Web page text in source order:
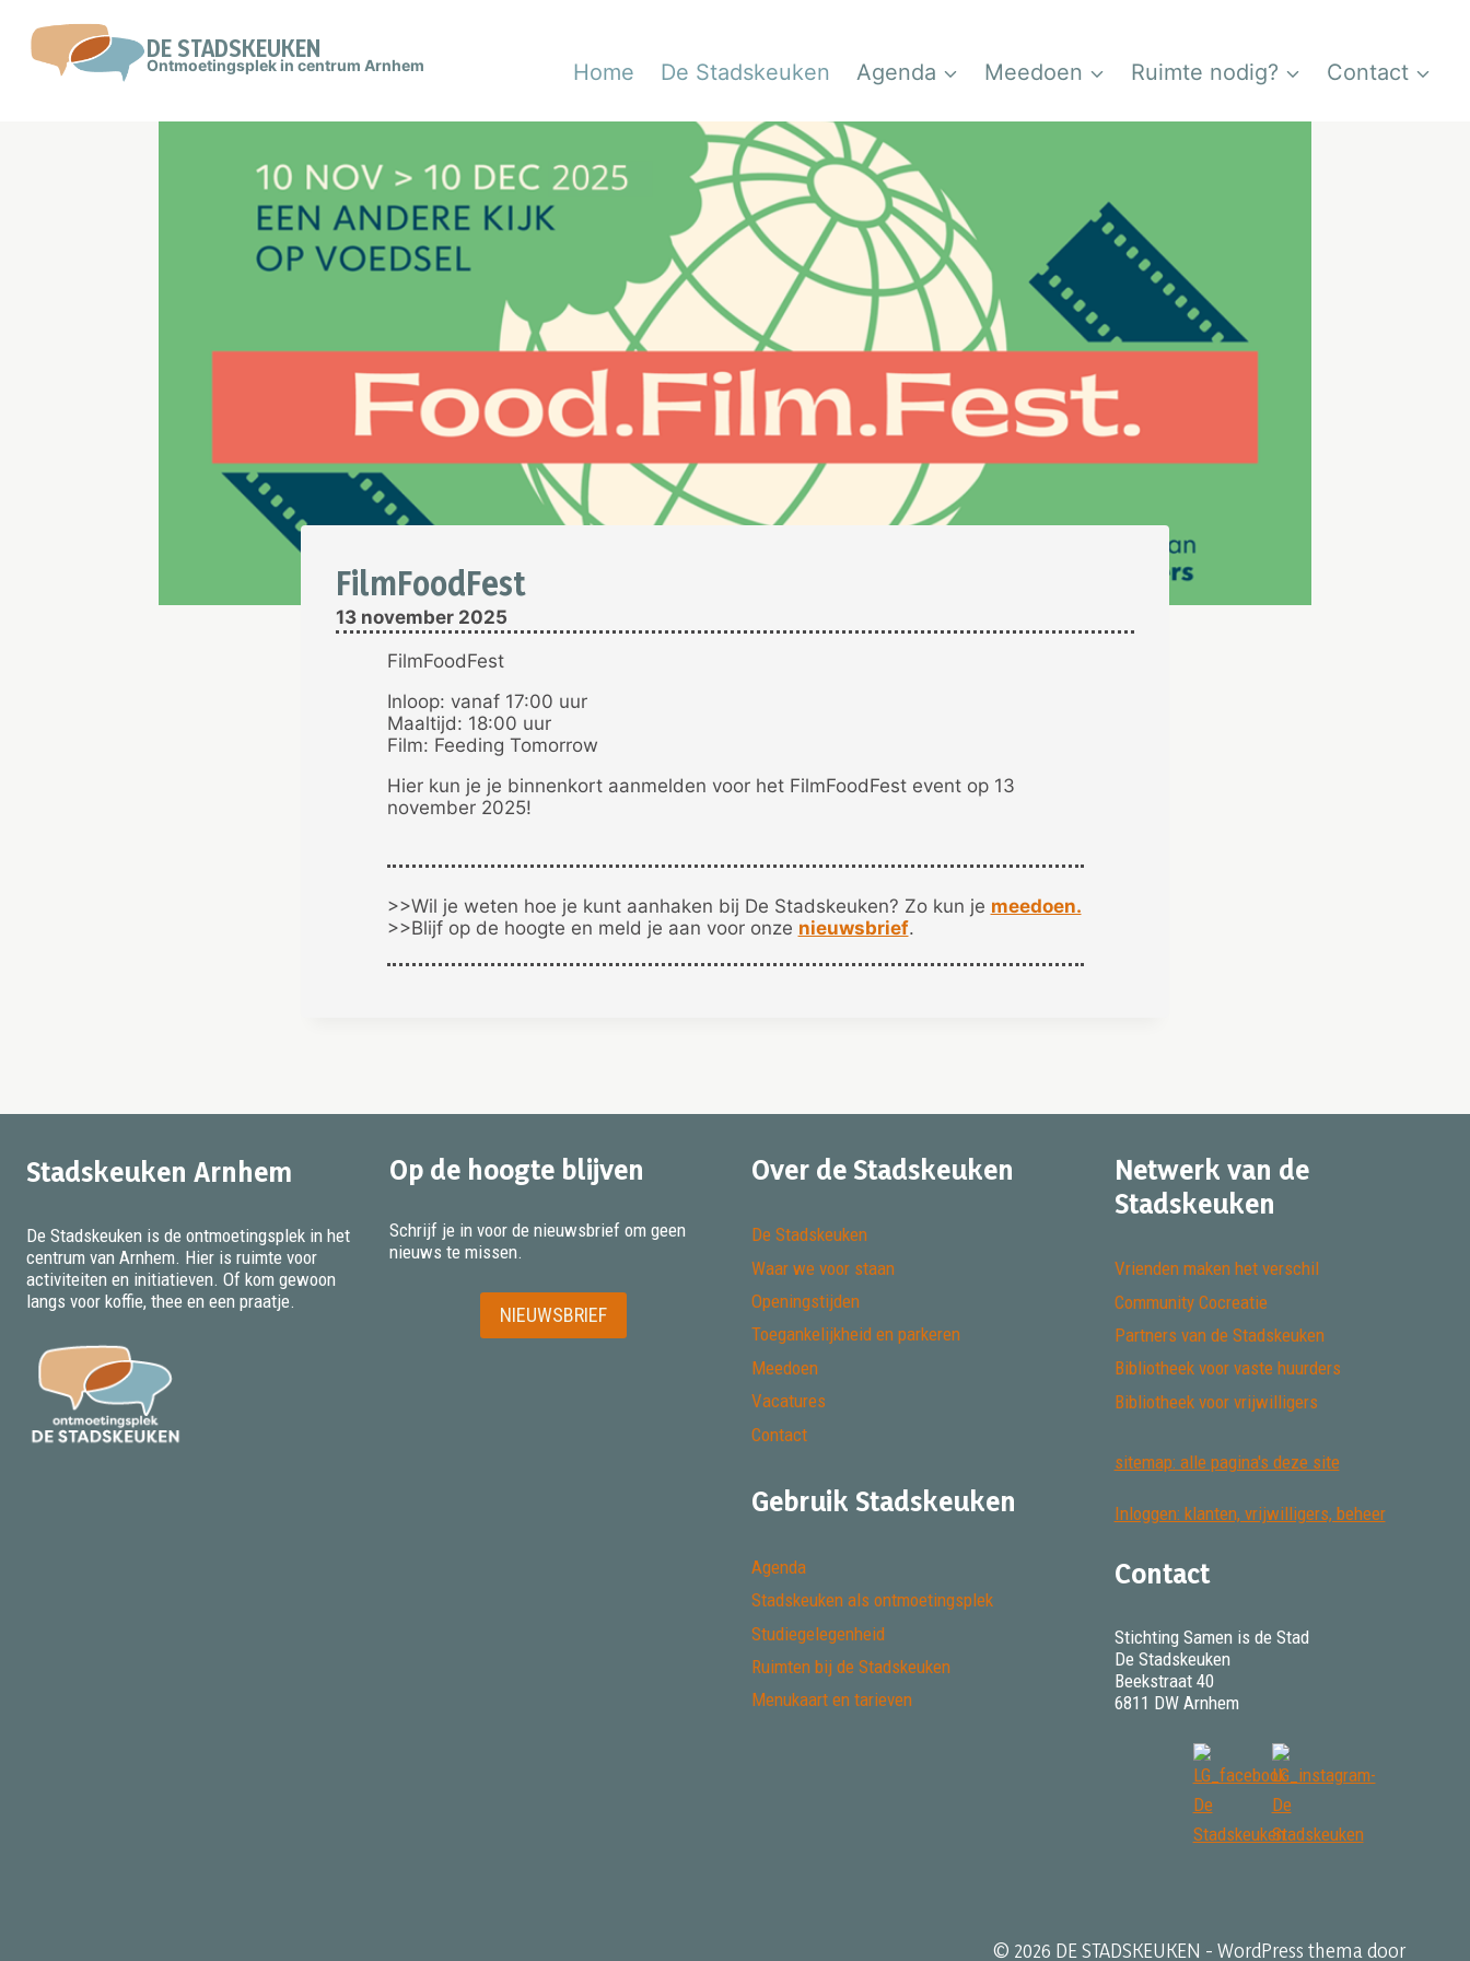
naar
inhoud
DE STADSKEUKEN
Ontmoetingsplek in centrum Arnhem Home De Stadskeuken Agenda Meedoen Ruimte nodig? Contact
FilmFoodFest
13 november 2025
FilmFoodFest
Inloop: vanaf 17:00 uur
Maaltijd: 18:00 uur
Film: Feeding Tomorrow
Hier kun je je binnenkort aanmelden voor het FilmFoodFest event op 13
november 2025!
>>Wil je weten hoe je kunt aanhaken bij De Stadskeuken? Zo kun je meedoen.
>>Blijf op de hoogte en meld je aan voor onze nieuwsbrief.
Stadskeuken Arnhem
De Stadskeuken is de ontmoetingsplek in het
centrum van Arnhem. Hier is ruimte voor
activiteiten en initiatieven. Of kom gewoon
langs voor koffie, thee en een praatje.
Op de hoogte blijven
Schrijf je in voor de nieuwsbrief om geen
nieuws te missen.
NIEUWSBRIEF
Over de Stadskeuken
De Stadskeuken
Waar we voor staan
Openingstijden
Toegankelijkheid en parkeren
Meedoen
Vacatures
Contact
Gebruik Stadskeuken
Agenda
Stadskeuken als ontmoetingsplek
Studiegelegenheid
Ruimten bij de Stadskeuken
Menukaart en tarieven
Netwerk van de
Stadskeuken
Vrienden maken het verschil
Community Cocreatie
Partners van de Stadskeuken
Bibliotheek voor vaste huurders
Bibliotheek voor vrijwilligers
sitemap: alle pagina's deze site
Inloggen: klanten, vrijwilligers, beheer
Contact
Stichting Samen is de Stad
De Stadskeuken
Beekstraat 40
6811 DW Arnhem
© 2026 DE STADSKEUKEN - WordPress thema door